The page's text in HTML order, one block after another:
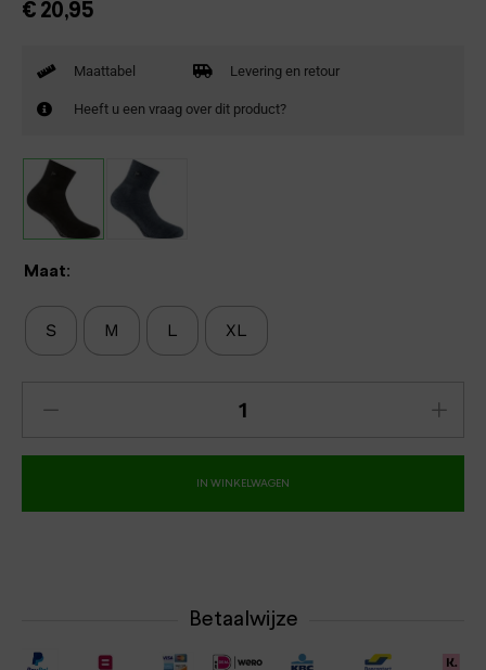
€ 20,95
Maattabel Levering en retour
Heeft u een vraag over dit product?
Maat:
S M L XL
IN WINKELWAGEN
Betaalwijze